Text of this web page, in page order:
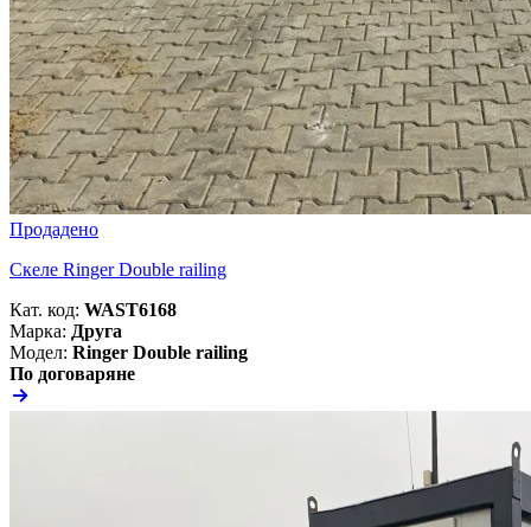
Продадено
Скеле Ringer Double railing
Кат. код: WAST6168
Марка: Друга
Модел: Ringer Double railing
По договаряне